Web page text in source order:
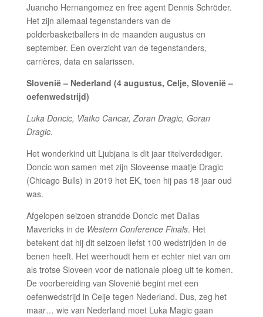
Juancho Hernangomez en free agent Dennis Schröder.
Het zijn allemaal tegenstanders van de
polderbasketballers in de maanden augustus en
september. Een overzicht van de tegenstanders,
carrières, data en salarissen.
Slovenië – Nederland (4 augustus, Celje, Slovenië –
oefenwedstrijd)
Luka Doncic, Vlatko Cancar, Zoran Dragic, Goran
Dragic.
Het wonderkind uit Ljubjana is dit jaar titelverdediger.
Doncic won samen met zijn Sloveense maatje Dragic
(Chicago Bulls) in 2019 het EK, toen hij pas 18 jaar oud
was.
Afgelopen seizoen strandde Doncic met Dallas
Mavericks in de Western Conference Finals. Het
betekent dat hij dit seizoen liefst 100 wedstrijden in de
benen heeft. Het weerhoudt hem er echter niet van om
als trotse Sloveen voor de nationale ploeg uit te komen.
De voorbereiding van Slovenië begint met een
oefenwedstrijd in Celje tegen Nederland. Dus, zeg het
maar… wie van Nederland moet Luka Magic gaan